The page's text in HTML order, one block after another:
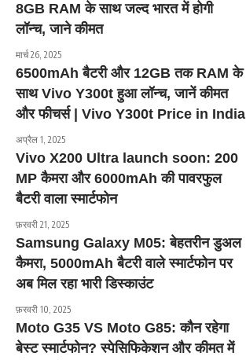
8GB RAM के साथ जल्द भारत में होगी
लॉन्च, जाने कीमत
मार्च 26, 2025
6500mAh बैटरी और 12GB तक RAM के
साथ Vivo Y300t हुआ लॉन्च, जानें कीमत
और फीचर्स | Vivo Y300t Price in India
अप्रैल 1, 2025
Vivo X200 Ultra launch soon: 200
MP कैमरा और 6000mAh की पावरफुल
बैटरी वाला स्मार्टफोन
फ़रवरी 21, 2025
Samsung Galaxy M05: बेहतरीन डुअल
कैमरा, 5000mAh बैटरी वाले स्मार्टफोन पर
अब मिल रहा भारी डिस्काउंट
फ़रवरी 10, 2025
Moto G35 VS Moto G85: कौन रहेगा
बेस्ट स्मार्टफोन? स्पेसिफिकेशन और कीमत में